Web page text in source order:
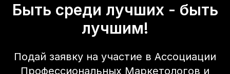
Быть среди лучших - быть
лучшим!
Подай заявку на участие в Ассоциации
Профессиональных Маркетологов и